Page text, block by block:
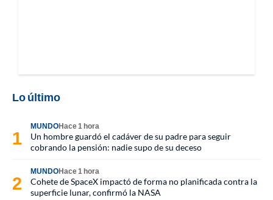
Lo último
MUNDOHace 1 hora
Un hombre guardó el cadáver de su padre para seguir
cobrando la pensión: nadie supo de su deceso
MUNDOHace 1 hora
Cohete de SpaceX impactó de forma no planificada contra la
superficie lunar, confirmó la NASA